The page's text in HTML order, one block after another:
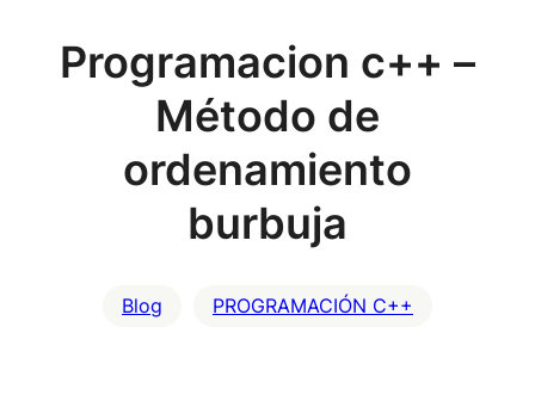
Programacion c++ –
Método de
ordenamiento
burbuja
Blog PROGRAMACIÓN C++